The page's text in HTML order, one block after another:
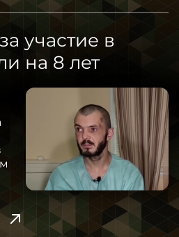
участие в
на 8 лет